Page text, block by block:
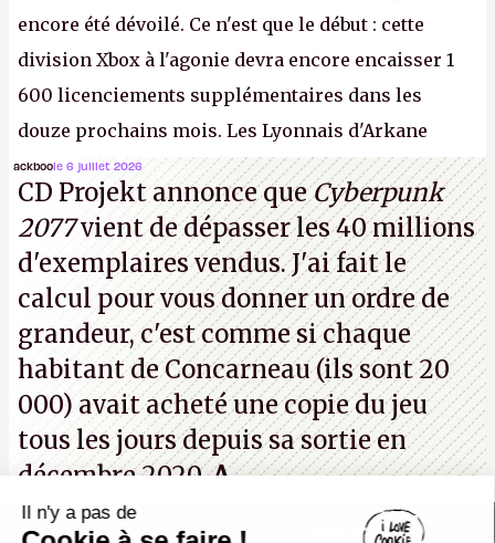
encore été dévoilé. Ce n'est que le début : cette
division Xbox à l'agonie devra encore encaisser 1
600 licenciements supplémentaires dans les
douze prochains mois. Les Lyonnais d'Arkane
(Dishonored, Deathloop) pourraient faire partie des
prochaines victimes, puisque Microsoft a confirmé
vouloir se séparer du studio.A.
ackboole 6 juillet 2026
CD Projekt annonce queCyberpunk
2077vient de dépasser les 40 millions
d'exemplaires vendus. J'ai fait le
calcul pour vous donner un ordre de
grandeur, c'est comme si chaque
habitant de Concarneau (ils sont 20
000) avait acheté une copie du jeu
tous les jours depuis sa sortie en
décembre 2020.A.
Canard PC
Il n'y a pas de